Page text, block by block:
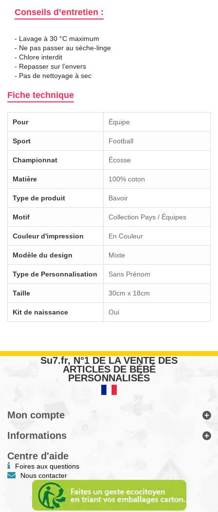
Conseils d’entretien :
- Lavage à 30 °C maximum
- Ne pas passer au sèche-linge
- Chlore interdit
- Repasser sur l’envers
- Pas de nettoyage à sec
Fiche technique
Pour Équipe
Sport Football
Championnat Écosse
Matière 100% coton
Type de produit Bavoir
Motif Collection Pays / Équipes
Couleur d'impression En Couleur
Modèle du design Mixte
Type de Personnalisation Sans Prénom
Taille 30cm x 18cm
Kit de naissance Oui
Su7.fr, N°1 DE LA VENTE DES
ARTICLES DE BÉBÉ
PERSONNALISÉS
Mon compte
Informations
Centre d'aide
Foires aux questions
Nous contacter